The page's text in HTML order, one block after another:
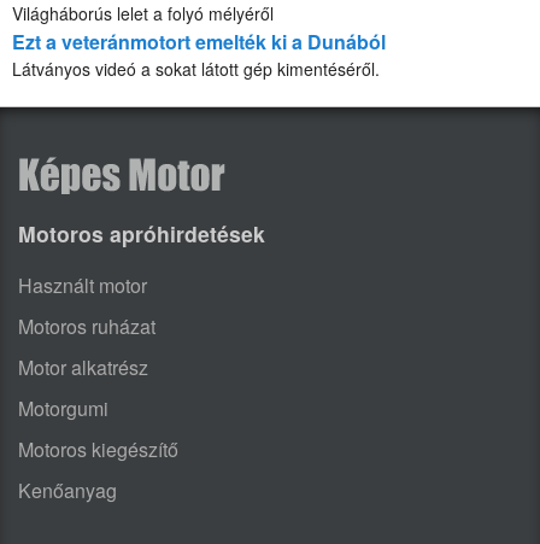
Világháborús lelet a folyó mélyéről
Ezt a veteránmotort emelték ki a Dunából
Látványos videó a sokat látott gép kimentéséről.
Motoros apróhirdetések
Használt motor
Motoros ruházat
Motor alkatrész
Motorgumi
Motoros kiegészítő
Kenőanyag